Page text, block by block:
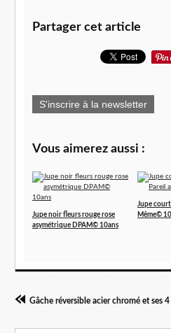
Partager cet article
S'inscrire à la newsletter
Vous aimerez aussi :
Jupe noir fleurs rouge rose
asymétrique DPAM© 10ans
Jupe
Même©
Gâche réversible acier chromé et ses